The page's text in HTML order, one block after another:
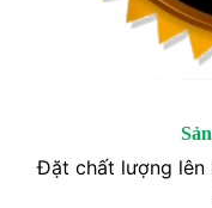
Đặt chất lượng lên